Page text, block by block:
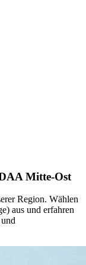
Mitte-Ost
Region. Wählen
aus und erfahren